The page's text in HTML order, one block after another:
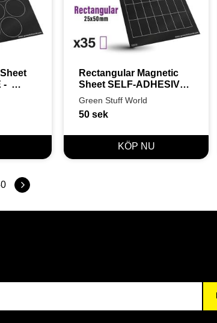
-
Rectangular Magnetic
Sheet SELF-ADHESIVE
-  25x50mm
Green Stuff World
50 sek